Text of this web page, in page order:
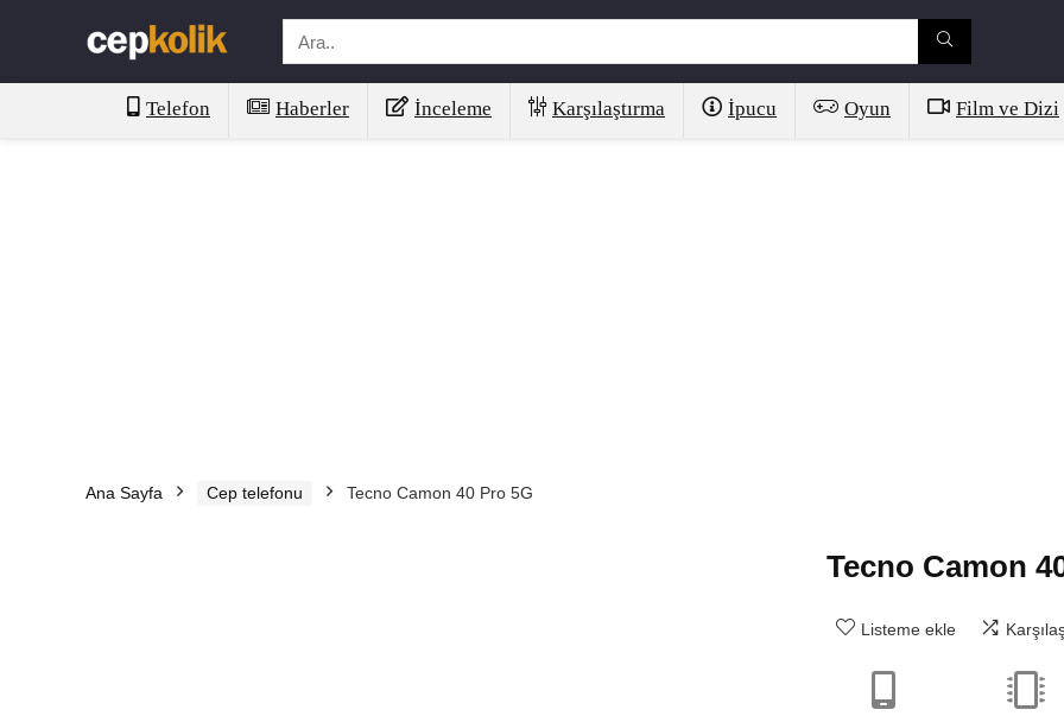
Telefon Haberler İnceleme Karşılaştırma İpucu Oyun Film ve Dizi
Ana Sayfa Cep telefonu Tecno Camon 40 Pro 5G
Tecno Camon
Listeme ekle